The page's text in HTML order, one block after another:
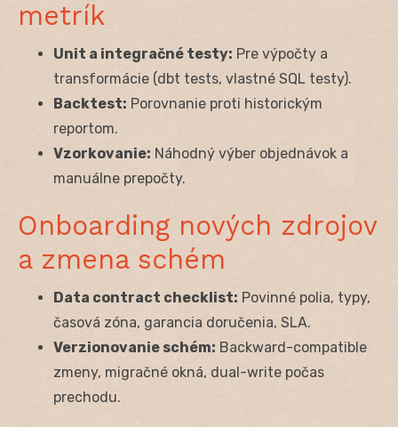
metrík
Unit a integračné testy: Pre výpočty a
transformácie (dbt tests, vlastné SQL testy).
Backtest: Porovnanie proti historickým
reportom.
Vzorkovanie: Náhodný výber objednávok a
manuálne prepočty.
Onboarding nových zdrojov
a zmena schém
Data contract checklist: Povinné polia, typy,
časová zóna, garancia doručenia, SLA.
Verzionovanie schém: Backward-compatible
zmeny, migračné okná, dual-write počas
prechodu.